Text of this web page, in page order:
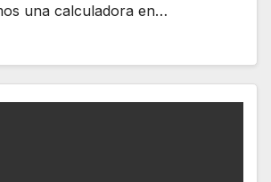
una calculadora en…